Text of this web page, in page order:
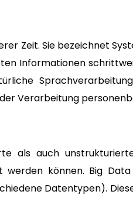
Zeit. Sie bezeichnet
Informationen
Verarbeitung
als auch
können. Big
Datentypen).